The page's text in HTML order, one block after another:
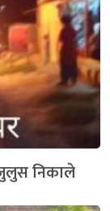
निकाले